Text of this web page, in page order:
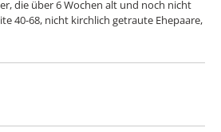
die über 6 Wochen alt und noch nicht
40-68, nicht kirchlich getraute Ehepaare,